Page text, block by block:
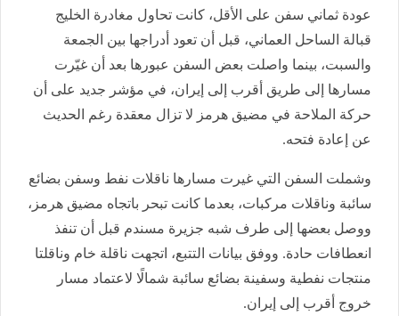
عودة ثماني سفن على الأقل، كانت تحاول مغادرة الخليج
قبالة الساحل العماني، قبل أن تعود أدراجها بين الجمعة
والسبت، بينما واصلت بعض السفن عبورها بعد أن غيّرت
مسارها إلى طريق أقرب إلى إيران، في مؤشر جديد على أن
حركة الملاحة في مضيق هرمز لا تزال معقدة رغم الحديث
عن إعادة فتحه.
وشملت السفن التي غيرت مسارها ناقلات نفط وسفن بضائع
سائبة وناقلات مركبات، بعدما كانت تبحر باتجاه مضيق هرمز،
ووصل بعضها إلى طرف شبه جزيرة مسندم قبل أن تنفذ
انعطافات حادة. ووفق بيانات التتبع، اتجهت ناقلة خام وناقلتا
منتجات نفطية وسفينة بضائع سائبة شمالًا لاعتماد مسار
خروج أقرب إلى إيران.